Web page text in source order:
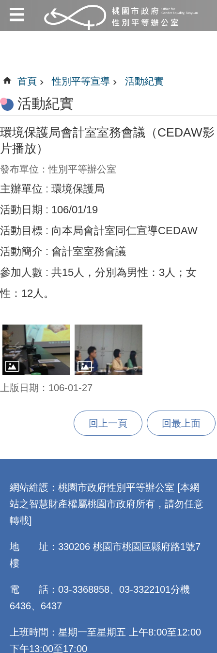
跳到主要內容區塊
:::
:::
首頁 性別平等宣導 活動紀實
活動紀實
環境保護局會計室室務會議（CEDAW影
片播放）
發布單位：性別平等辦公室
主辦單位 : 環境保護局
活動日期 : 106/01/19
活動目標 : 向本局會計室同仁宣導CEDAW
活動簡介 : 會計室室務會議
參加人數 : 共15人，分別為男性：3人；女
性：12人。
上版日期：106-01-27
回上一頁 回最上面
網站維護：桃園市政府性別平等辦公室 [本網
站之智慧財產權屬桃園市政府所有，請勿任意
轉載]
地 址：330206 桃園市桃園區縣府路1號7
樓
電 話：03-3368858、03-3322101分機
6436、6437
上班時間：星期一至星期五 上午8:00至12:00
下午13:00至17:00